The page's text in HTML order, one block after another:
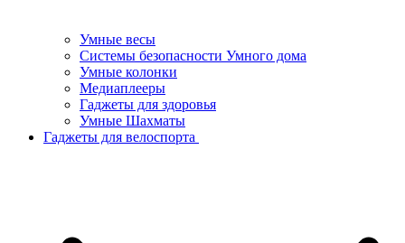
Умные весы
Системы безопасности Умного дома
Умные колонки
Медиаплееры
Гаджеты для здоровья
Умные Шахматы
Гаджеты для велоспорта